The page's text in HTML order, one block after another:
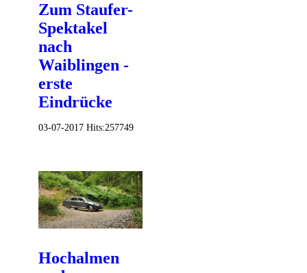
Zum Staufer-
Spektakel
nach
Waiblingen -
erste
Eindrücke
03-07-2017 Hits:257749
Hochalmen